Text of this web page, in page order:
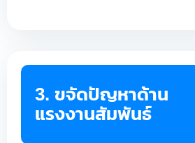
3. ขจัดปัญหาด้าน
แรงงานสัมพันธ์